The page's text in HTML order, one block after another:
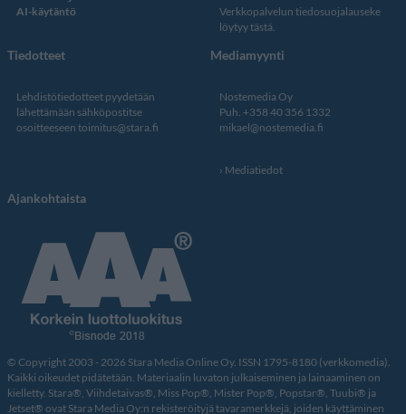
AI-käytäntö
Verkkopalvelun tiedosuojalauseke
löytyy tästä.
Tiedotteet
Lehdistötiedotteet pyydetään
lähettämään sähköpostitse
osoitteeseen toimitus@stara.fi
Mediamyynti
Nostemedia Oy
Puh. +358 40 356 1332
mikael@nostemedia.fi
Mediatiedot
Ajankohtaista
© Copyright 2003 - 2026 Stara Media Online Oy. ISSN 1795-8180 (verkkomedia).
Kaikki oikeudet pidätetään. Materiaalin luvaton julkaiseminen ja lainaaminen on
kielletty. Stara®, Viihdetaivas®, Miss Pop®, Mister Pop®, Popstar®, Tuubi® ja
Jetset® ovat Stara Media Oy:n rekisteröityjä tavaramerkkejä, joiden käyttäminen